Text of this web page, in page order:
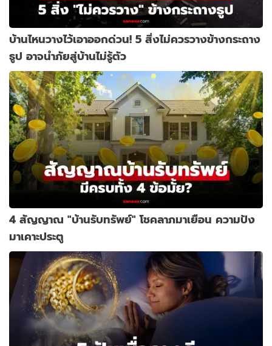
บ้านไหนวางไว้เอาออกด่วน! 5 สิ่งไม่ควรวางข้างกระถาง
ธูป อาจนำภัยสู่บ้านไม่รู้ตัว
4 สัญญาณ "บ้านรับทรัพย์" โชคลาภมาเยือน ความปัง
มาเคาะประตู